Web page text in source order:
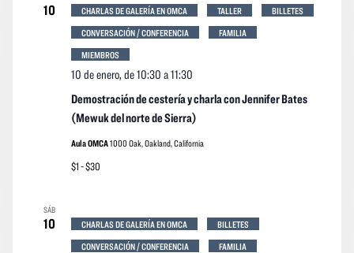
10
Demostración de cestería y charla con Jennifer Bates
(Mewuk del norte de Sierra)
10 de enero, de 10:30 a11:30
CHARLAS DE GALERÍA EN OMCA TALLER
BILLETES
CONVERSACIÓN / CONFERENCIA
FAMILIA
MIEMBROS
Aula OMCA1000 Oak, Oakland, California
$1 - $30
SÁB
10 CHARLAS DE GALERÍA EN OMCA
BILLETES
CONVERSACIÓN / CONFERENCIA
FAMILIA